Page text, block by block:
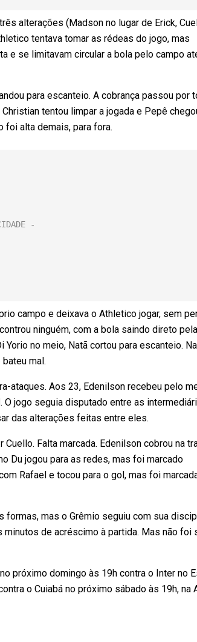
alterações (Madson no lugar de Erick,
tentava tomar as rédeas do jogo, mas
e se limitavam circular a bola pelo campo
para escanteio. A cobrança passou por
tentou limpar a jogada e Pepê
foi alta demais, para fora.
campo e deixava o Athletico jogar, sem
ninguém, com a bola saindo direto
no meio, Natã cortou para escanteio.
mal.
ataques. Aos 23, Edenilson recebeu pelo
jogo seguia disputado entre as
das alterações feitas entre eles.
Falta marcada. Edenilson cobrou na
Du jogou para as redes, mas foi marcado
Rafael e tocou para o gol, mas foi
mas o Grêmio seguiu com sua
de acréscimo à partida. Mas não foi
próximo domingo às 19h contra o Inter no
o Cuiabá no próximo sábado às 19h, na